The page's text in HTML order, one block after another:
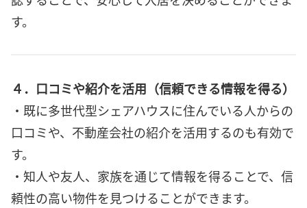
す。
４．口コミや紹介を活用（信頼できる情報を得る）
・既に多世代型シェアハウスに住んでいる人からの
口コミや、不動産会社の紹介を活用するのも有効で
す。
・知人や友人、家族を通じて情報を得ることで、信
頼性の高い物件を見つけることができます。